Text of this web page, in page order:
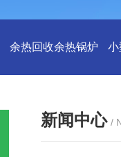
余热回收余热锅炉 小
新闻中心 /